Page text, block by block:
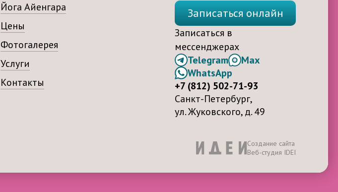
Йога Айенгара
Цены
Фотогалерея
Услуги
Контакты
Записаться онлайн
Записаться в
мессенджерах
Telegram
Max
WhatsApp
+7 (812) 502-71-93
Санкт-Петербург,
ул. Жуковского, д. 49
Создание сайта
Веб-студия IDEI